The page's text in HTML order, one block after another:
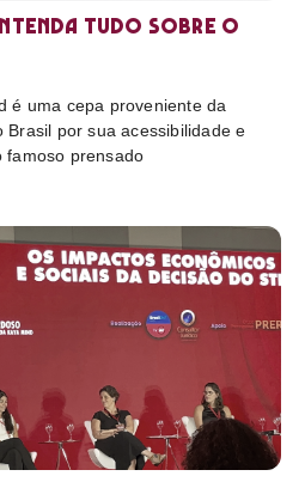
tudo sobre o
é uma cepa proveniente da
por sua acessibilidade e
famoso prensado